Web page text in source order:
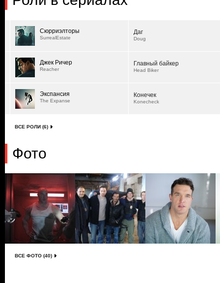
Сюрриэлторы
SurrealEstate
Даг
Doug
Джек Ричер
Reacher
Главный байкер
Head Biker
Экспансия
The Expanse
Конечек
Konecheck
ВСЕ РОЛИ (6)
Фото
ВСЕ ФОТО (40)